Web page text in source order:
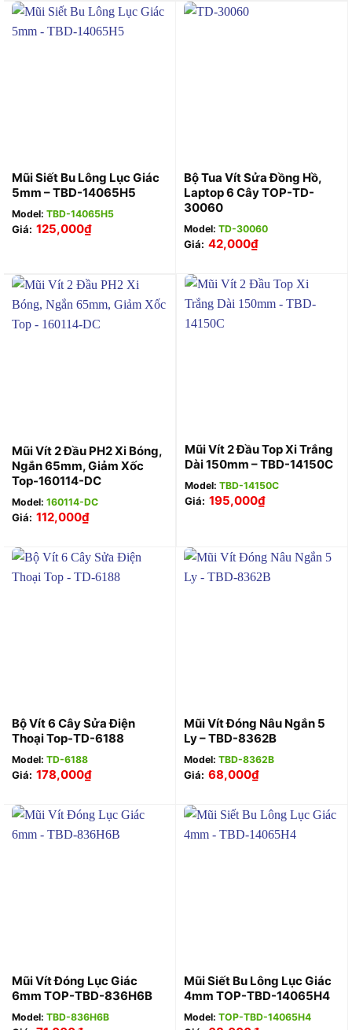
Mũi Siết Bu Lông Lục Giác
5mm – TBD-14065H5
Model: TBD-14065H5
Giá: 125,000₫
Bộ Tua Vít Sửa Đồng Hồ,
Laptop 6 Cây TOP-TD-
30060
Model: TD-30060
Giá: 42,000₫
Mũi Vít 2 Đầu PH2 Xi Bóng,
Ngắn 65mm, Giảm Xốc
Top-160114-DC
Model: 160114-DC
Giá: 112,000₫
Mũi Vít 2 Đầu Top Xi Trắng
Dài 150mm – TBD-14150C
Model: TBD-14150C
Giá: 195,000₫
Bộ Vít 6 Cây Sửa Điện
Thoại Top-TD-6188
Model: TD-6188
Giá: 178,000₫
Mũi Vít Đóng Nâu Ngắn 5
Ly – TBD-8362B
Model: TBD-8362B
Giá: 68,000₫
Mũi Vít Đóng Lục Giác
6mm TOP-TBD-836H6B
Model: TBD-836H6B
Mũi Siết Bu Lông Lục Giác
4mm TOP-TBD-14065H4
Model: TOP-TBD-14065H4